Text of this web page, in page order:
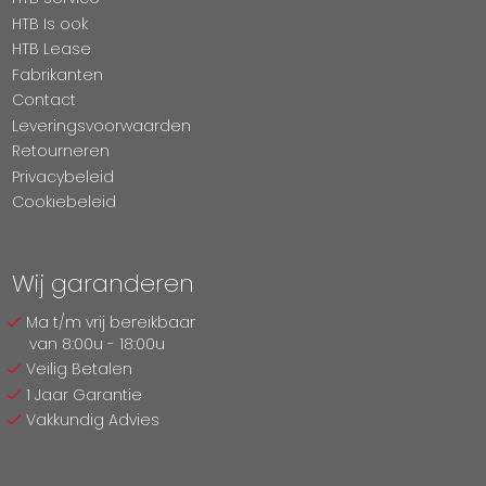
HTB Is ook
HTB Lease
Fabrikanten
Contact
Leveringsvoorwaarden
Retourneren
Privacybeleid
Cookiebeleid
Wij garanderen
Ma t/m vrij bereikbaar
van 8:00u - 18:00u
Veilig Betalen
1 Jaar Garantie
Vakkundig Advies